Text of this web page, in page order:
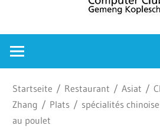
Club
Startseite / Restaurant /Asiat /
Zhang / Plats / spécialités
au poulet